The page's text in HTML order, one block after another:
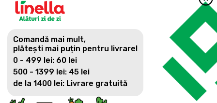
PRODUS ACASĂ, CU
DRAG DE LA GOSPODARII
NOȘTRI - VIN
Moldova este meleagul celor mai gustoase și fine
Comandă mai mult,
plătești mai puțin pentru livrare!
0 - 499 lei: 60 lei
500 - 1399 lei: 45 lei
de la 1400 lei: Livrare gratuită